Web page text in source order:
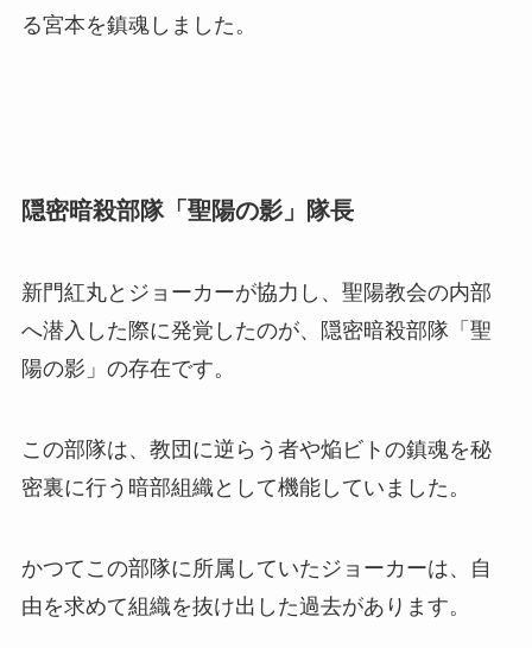
る宮本を鎮魂しました。
隠密暗殺部隊「聖陽の影」隊長
新門紅丸とジョーカーが協力し、聖陽教会の内部
へ潜入した際に発覚したのが、隠密暗殺部隊「聖
陽の影」の存在です。
この部隊は、教団に逆らう者や焔ビトの鎮魂を秘
密裏に行う暗部組織として機能していました。
かつてこの部隊に所属していたジョーカーは、自
由を求めて組織を抜け出した過去があります。